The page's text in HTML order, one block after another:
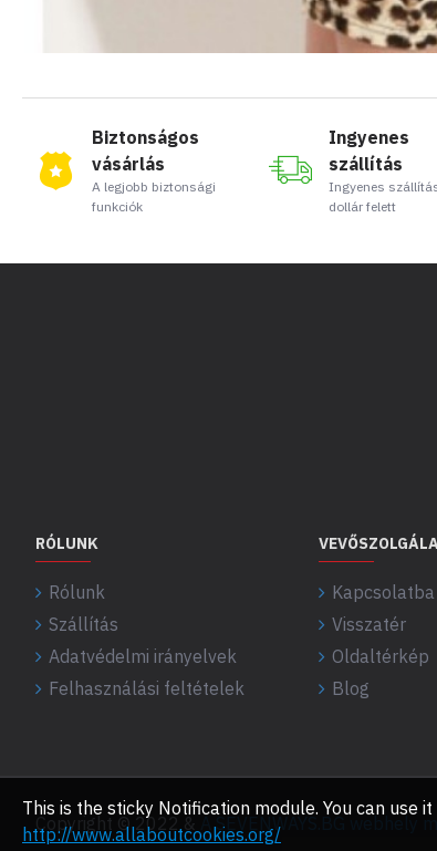
Biztonságos
vásárlás
A legjobb biztonsági
funkciók
Ingyenes
szállítás
Ingyenes
dollár felett
RÓLUNK
Rólunk
Szállítás
Adatvédelmi irányelvek
Felhasználási feltételek
Visszatér
Oldaltérkép
Blog
Copyright © 2022 & A SEVENWAYS.BG
This is the sticky Notification module. You can use
http://www.allaboutcookies.org/